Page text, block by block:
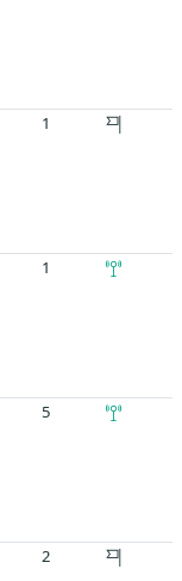
1
1
5
2